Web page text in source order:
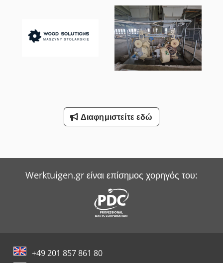
Διαφημιστείτε εδώ
Werktuigen.gr είναι επίσημος χορηγός του:
+49 201 857 861 80